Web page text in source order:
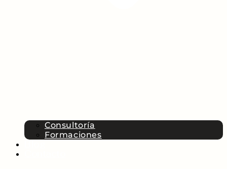
Consultoría
Formaciones